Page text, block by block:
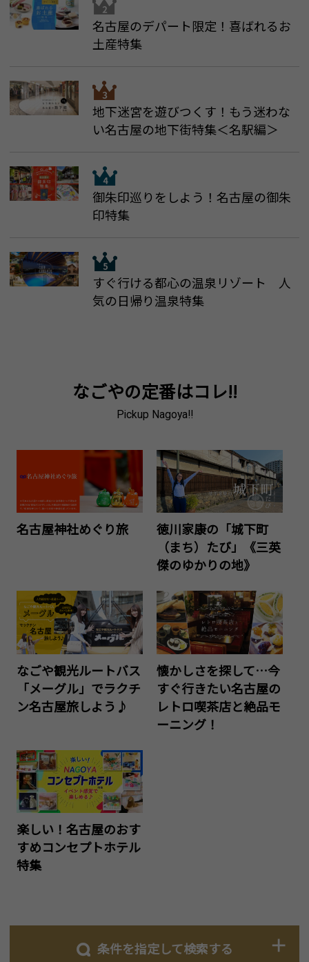
名古屋のデパート限定！喜ばれるお
土産特集
地下迷宮を遊びつくす！もう迷わな
い名古屋の地下街特集＜名駅編＞
御朱印巡りをしよう！名古屋の御朱
印特集
すぐ行ける都心の温泉リゾート 人
気の日帰り温泉特集
なごやの定番はコレ!!
Pickup Nagoya!!
名古屋神社めぐり旅
徳川家康の「城下町
（まち）たび」《三英
傑のゆかりの地》
なごや観光ルートバス
「メーグル」でラクチ
ン名古屋旅しよう♪
懐かしさを探して…今
すぐ行きたい名古屋の
レトロ喫茶店と絶品モ
ーニング！
楽しい！名古屋のおす
すめコンセプトホテル
特集
条件を指定して検索する